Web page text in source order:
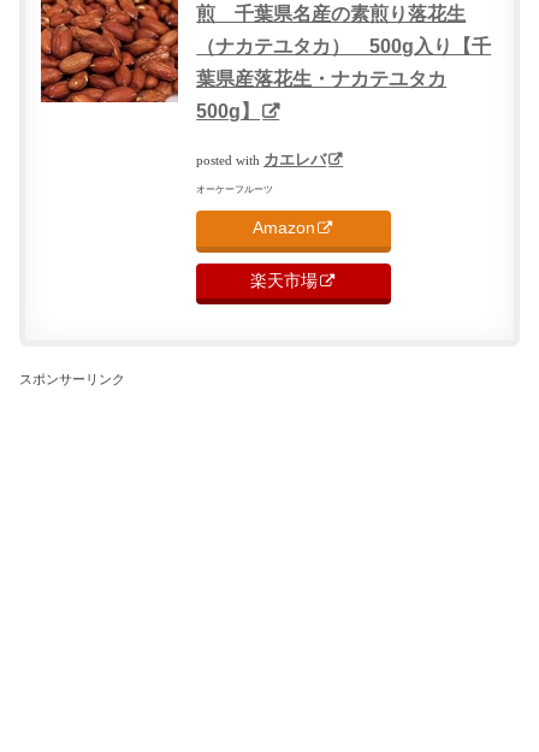
煎 千葉県名産の素煎り落花生
（ナカテユタカ） 500g入り【千
葉県産落花生・ナカテユタカ
500g】
posted with カエレバ
オーケーフルーツ
Amazon
楽天市場
スポンサーリンク